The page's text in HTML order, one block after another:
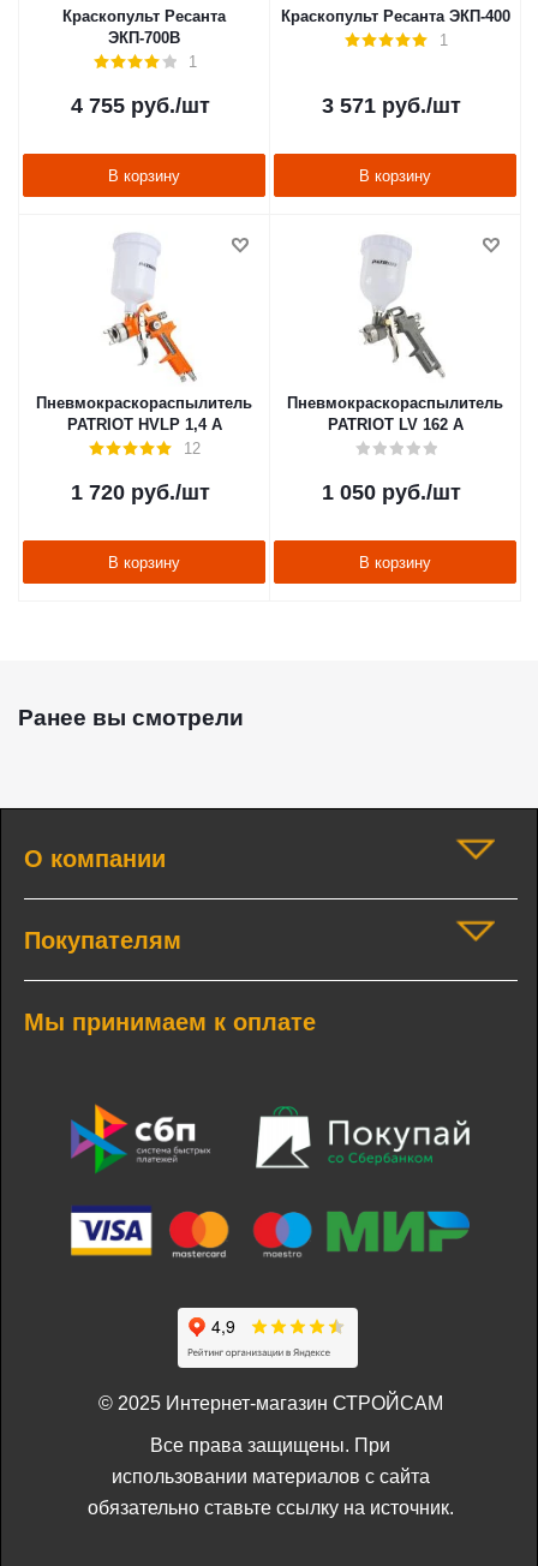
Краскопульт Ресанта
ЭКП-700В
1
4 755руб./шт
В корзину
Краскопульт Ресанта ЭКП-400
1
3 571руб./шт
В корзину
Пневмокраскораспылитель
PATRIOT HVLP 1,4 А
12
1 720руб./шт
В корзину
Пневмокраскораспылитель
PATRIOT LV 162 А
1 050руб./шт
В корзину
Ранее вы смотрели
О компании
Покупателям
Мы принимаем к оплате
© 2025 Интернет-магазин СТРОЙСАМ
Все права защищены. При
использовании материалов с сайта
обязательно ставьте ссылку на источник.